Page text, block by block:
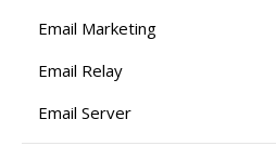
Email Marketing
Email Relay
Email Server